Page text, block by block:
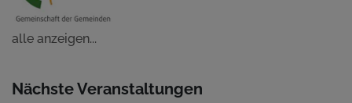
alle anzeigen...
Nächste Veranstaltungen